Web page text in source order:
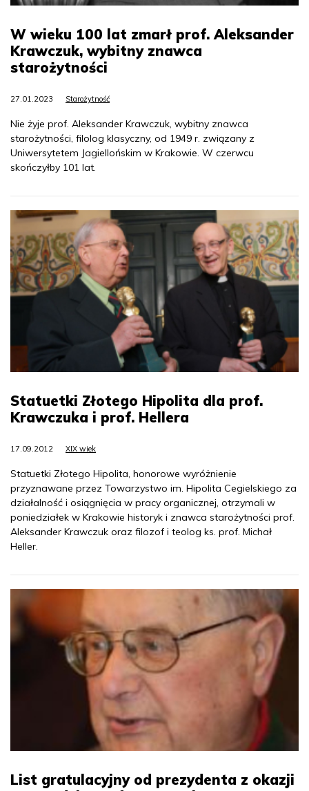
W wieku 100 lat zmarł prof. Aleksander
Krawczuk, wybitny znawca
starożytności
27.01.2023 Starożytność
Nie żyje prof. Aleksander Krawczuk, wybitny znawca
starożytności, filolog klasyczny, od 1949 r. związany z
Uniwersytetem Jagiellońskim w Krakowie. W czerwcu
skończyłby 101 lat.
Statuetki Złotego Hipolita dla prof.
Krawczuka i prof. Hellera
17.09.2012 XIX wiek
Statuetki Złotego Hipolita, honorowe wyróżnienie
przyznawane przez Towarzystwo im. Hipolita Cegielskiego za
działalność i osiągnięcia w pracy organicznej, otrzymali w
poniedziałek w Krakowie historyk i znawca starożytności prof.
Aleksander Krawczuk oraz filozof i teolog ks. prof. Michał
Heller.
List gratulacyjny od prezydenta z okazji